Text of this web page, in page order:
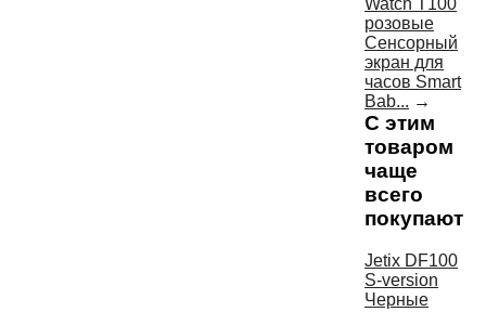
розовые
Сенсорный
экран для
часов Smart
Bab... →
С этим
товаром
чаще
всего
покупают
Jetix DF100
S-version
Черные